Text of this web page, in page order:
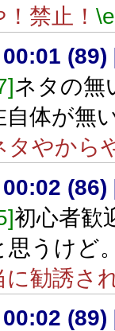
禁止！ \e
(89)
ネタの無
自体が無
タやから
(86)
初心者歓
思うけど
に勧誘さ
(89)